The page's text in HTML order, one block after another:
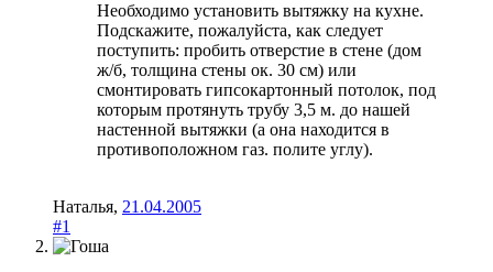
Необходимо установить вытяжку на кухне.
Подскажите, пожалуйста, как следует
поступить: пробить отверстие в стене (дом
ж/б, толщина стены ок. 30 см) или
смонтировать гипсокартонный потолок, под
которым протянуть трубу 3,5 м. до нашей
настенной вытяжки (а она находится в
противоположном газ. полите углу).
Наталья, 21.04.2005
#1